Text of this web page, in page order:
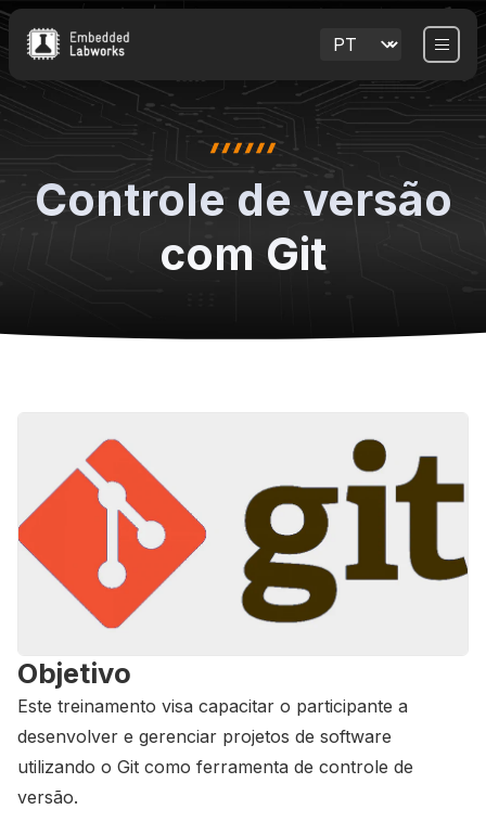
Controle de versão
com Git
Objetivo
Este treinamento visa capacitar o participante a
desenvolver e gerenciar projetos de software
utilizando o Git como ferramenta de controle de
versão.